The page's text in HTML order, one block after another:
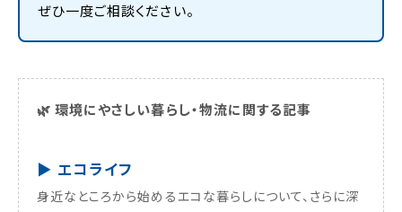
ぜひ一度ご相談ください。
🌿 環境にやさしい暮らし・物流に関する記事
▶ エコライフ
身近なところから始めるエコな暮らしについて、さらに深